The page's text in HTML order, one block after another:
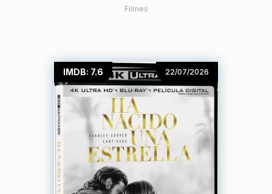
Filmes
IMDB: 7.6 22/07/2026